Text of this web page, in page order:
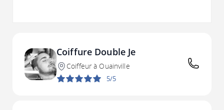
Coiffure Double Je
Coiffeur à Ouainville
5/5